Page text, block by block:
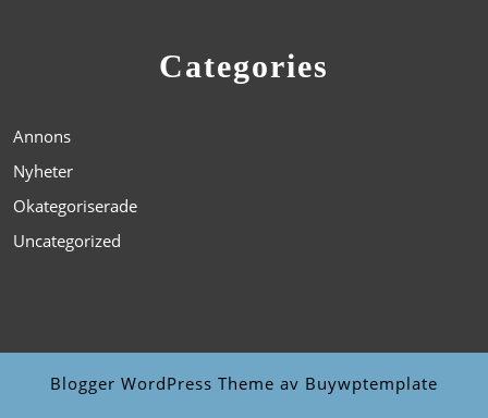
Categories
Annons
Nyheter
Okategoriserade
Uncategorized
Blogger WordPress Theme av Buywptemplate